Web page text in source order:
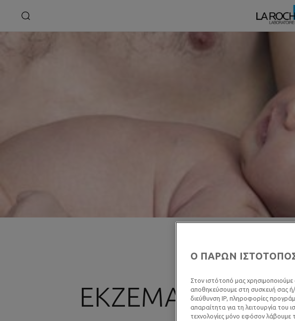
ΕΚΖΕΜΑ
Ο ΠΑΡΩΝ ΙΣΤΟΤΟΠΟΣ
Στον ιστότοπό μας χρησιμοποιούμε
αποθηκεύσουμε στη συσκευή σας
διεύθυνση IP, πληροφορίες
απαραίτητα για τη λειτουργία του
τεχνολογίες μόνο εφόσον λάβουμε